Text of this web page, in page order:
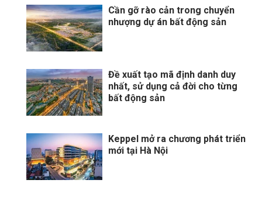
Cần gỡ rào cản trong chuyển
nhượng dự án bất động sản
Đề xuất tạo mã định danh duy
nhất, sử dụng cả đời cho từng
bất động sản
Keppel mở ra chương phát triển
mới tại Hà Nội